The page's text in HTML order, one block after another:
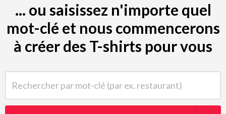
... ou saisissez n'importe quel
mot-clé et nous commencerons
à créer des T-shirts pour vous